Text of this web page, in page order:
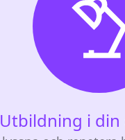
Utbildning i